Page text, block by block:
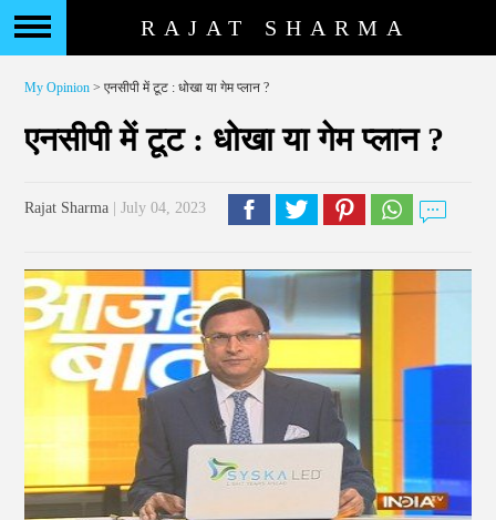
RAJAT SHARMA
My Opinion > एनसीपी में टूट : धोखा या गेम प्लान ?
एनसीपी में टूट : धोखा या गेम प्लान ?
Rajat Sharma | July 04, 2023